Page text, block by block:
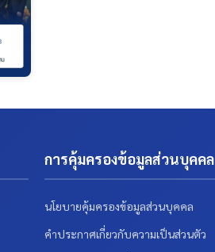
การคุ้มครองข้อมูลส่วนบุคคล
นโยบายคุ้มครองข้อมูลส่วนบุคคล
คำประกาศเกี่ยวกับความเป็นส่วนตัว